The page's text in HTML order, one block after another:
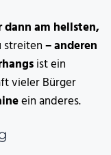
dann am hellsten,
streiten– anderen
ist ein
vieler Bürger
ein anderes.